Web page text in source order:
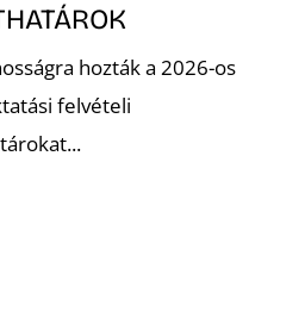
hozták a 2026-os
felvételi